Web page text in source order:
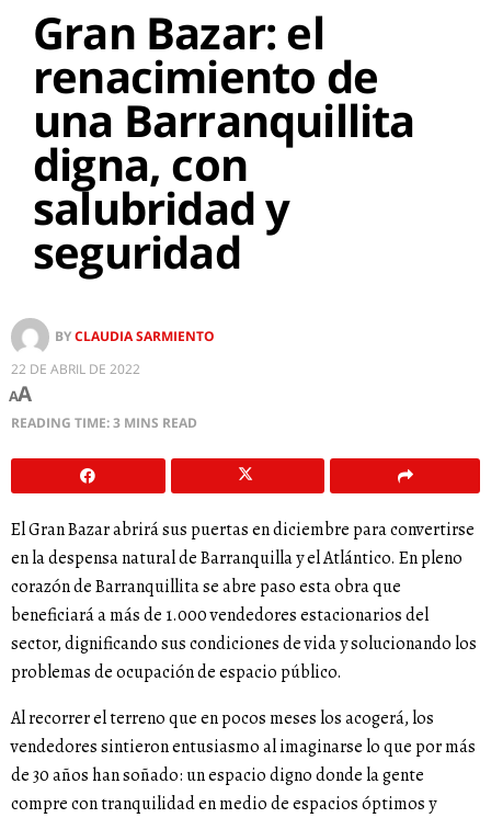
Gran Bazar: el
renacimiento de
una Barranquillita
digna, con
salubridad y
seguridad
BYCLAUDIA SARMIENTO
22 DE ABRIL DE 2022
AA
READING TIME: 3 MINS READ
El Gran Bazar abrirá sus puertas en diciembre para convertirse
en la despensa natural de Barranquilla y el Atlántico. En pleno
corazón de Barranquillita se abre paso esta obra que
beneficiará a más de 1.000 vendedores estacionarios del
sector, dignificando sus condiciones de vida y solucionando los
problemas de ocupación de espacio público.
Al recorrer el terreno que en pocos meses los acogerá, los
vendedores sintieron entusiasmo al imaginarse lo que por más
de 30 años han soñado: un espacio digno donde la gente
compre con tranquilidad en medio de espacios óptimos y